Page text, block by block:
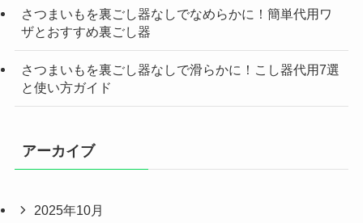
さつまいもを裏ごし器なしでなめらかに！簡単代用ワ
ザとおすすめ裏ごし器
さつまいもを裏ごし器なしで滑らかに！こし器代用7選
と使い方ガイド
アーカイブ
2025年10月